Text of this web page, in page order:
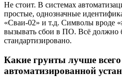
Не стоит. В системах
простые, однозначные
«Сваи-02» и т.д. Символы вроде
вызывать сбои в ПО. Всё должно
стандартизировано.
Какие грунты лучше всего
автоматизированной